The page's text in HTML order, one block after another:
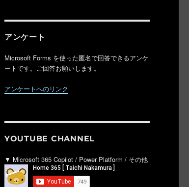
アンケート
Microsoft Forms を使った匿名で回答できるアンケ
ートです。ご回答お願いします。
アンケートへのリンク
YOUTUBE CHANNEL
▼ Microsoft 365 Copilot / Power Platform / その他